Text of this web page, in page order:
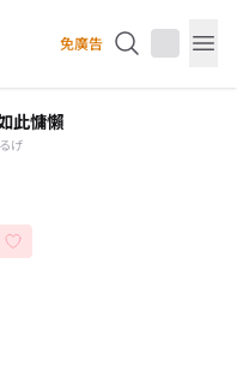
免廣告
此慵懶
げ